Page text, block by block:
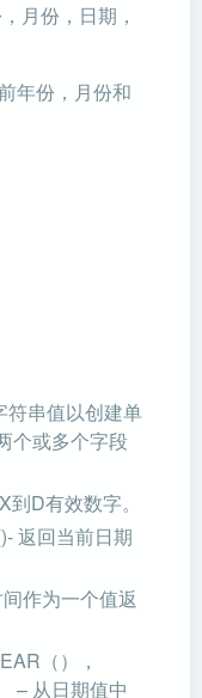
月份，日期，
年份，月份和
符串值以创建单
个或多个字段
D有效数字。
返回当前日期
作为一个值返
（），
– 从日期值中